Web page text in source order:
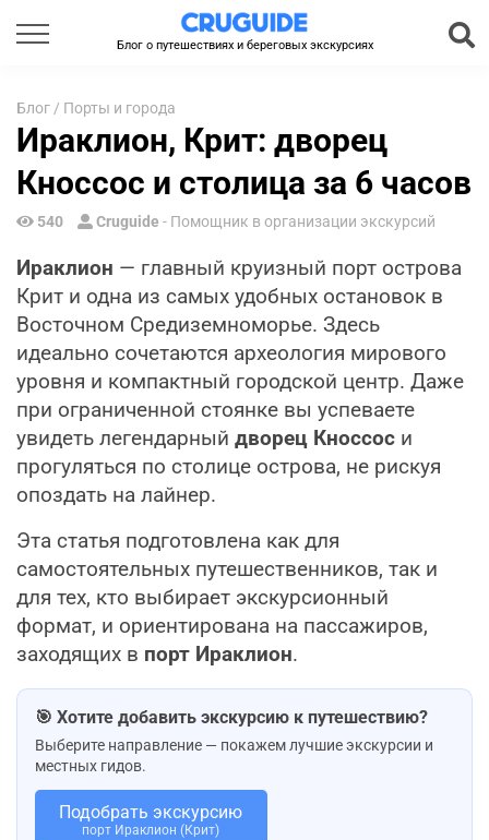
Блог о путешествиях и береговых экскурсиях
Блог / Порты и города
Ираклион, Крит: дворец
Кноссос и столица за 6 часов
540 Cruguide - Помощник в организации экскурсий
Ираклион — главный круизный порт острова
Крит и одна из самых удобных остановок в
Восточном Средиземноморье. Здесь
идеально сочетаются археология мирового
уровня и компактный городской центр. Даже
при ограниченной стоянке вы успеваете
увидеть легендарный дворец Кноссос и
прогуляться по столице острова, не рискуя
опоздать на лайнер.
Эта статья подготовлена как для
самостоятельных путешественников, так и
для тех, кто выбирает экскурсионный
формат, и ориентирована на пассажиров,
заходящих в порт Ираклион.
🎯 Хотите добавить экскурсию к путешествию?
Выберите направление — покажем лучшие экскурсии и
местных гидов.
Подобрать экскурсию
порт Ираклион (Крит)